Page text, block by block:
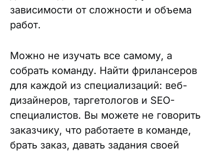
зависимости от сложности и объема
работ.
Можно не изучать все самому, а
собрать команду. Найти фрилансеров
для каждой из специализаций: веб-
дизайнеров, таргетологов и SEO-
специалистов. Вы можете не говорить
заказчику, что работаете в команде,
брать заказ, давать задания своей